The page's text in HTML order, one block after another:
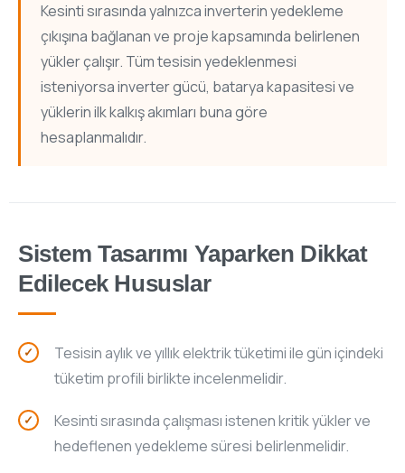
Kesinti sırasında yalnızca inverterin yedekleme
çıkışına bağlanan ve proje kapsamında belirlenen
yükler çalışır. Tüm tesisin yedeklenmesi
isteniyorsa inverter gücü, batarya kapasitesi ve
yüklerin ilk kalkış akımları buna göre
hesaplanmalıdır.
Sistem Tasarımı Yaparken Dikkat
Edilecek Hususlar
Tesisin aylık ve yıllık elektrik tüketimi ile gün içindeki
tüketim profili birlikte incelenmelidir.
Kesinti sırasında çalışması istenen kritik yükler ve
hedeflenen yedekleme süresi belirlenmelidir.